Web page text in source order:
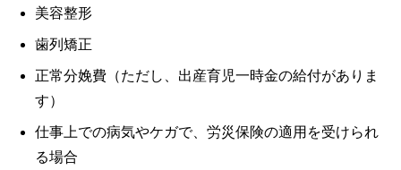
美容整形
歯列矯正
正常分娩費（ただし、出産育児一時金の給付がありま
す）
仕事上での病気やケガで、労災保険の適用を受けられ
る場合